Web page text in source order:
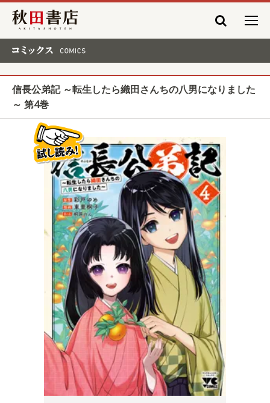
秋田書店
信長公弟記 ～転生したら織田さんちの八男になりました
～ 第4巻